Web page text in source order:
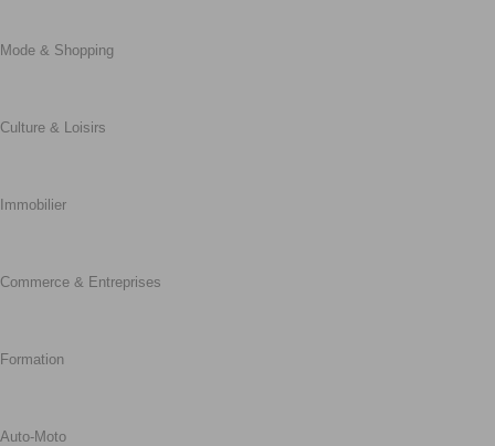
Mode & Shopping
Culture & Loisirs
Immobilier
Commerce & Entreprises
Formation
Auto-Moto